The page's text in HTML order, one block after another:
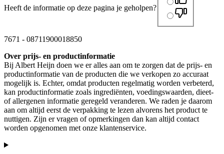
Heeft de informatie op deze pagina je geholpen?
7671 - 08711900018850
Over prijs- en productinformatie
Bij Albert Heijn doen we er alles aan om te zorgen dat de prijs- en
productinformatie van de producten die we verkopen zo accuraat
mogelijk is. Echter, omdat producten regelmatig worden verbeterd,
kan productinformatie zoals ingrediënten, voedingswaarden, dieet-
of allergenen informatie geregeld veranderen. We raden je daarom
aan om altijd eerst de verpakking te lezen alvorens het product te
nuttigen. Zijn er vragen of opmerkingen dan kan altijd contact
worden opgenomen met onze klantenservice.